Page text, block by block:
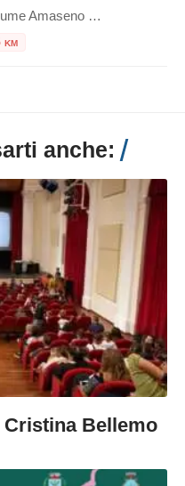
Tra la Valle del fiume Amaseno e il Borgo di Fossanova, nel comune di Priverno si trova il Castello di San Martino o “Palazzo Tolomeo Gallio”. Attorno la tenuta è presente un bellissimo bosco riconosciuto come “Monumento Naturale Bosco del Castello di San Martino”. La storia e struttura di Palazzo Tolomeo Gallio Il palazzo, di […]
anche:
Cristina Bellemo